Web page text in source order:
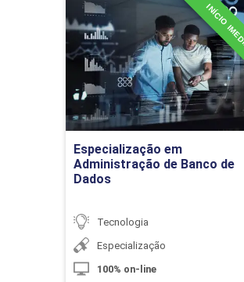
Gestão de Serviços de
Função ITIL: Central de
(Service Desk)
Especialização em
Administração de Banco de
Dados
INÍCIO
Tecnologia
Especialização
100% on-line
Especialização
Administração de Banco
Detalhes do curso